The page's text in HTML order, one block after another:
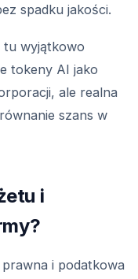
spadku jakości.
tu wyjątkowo
tokeny AI jako
ale realna
szans w
i
i podatkowa